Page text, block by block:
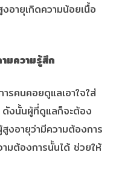
อายุเกิดความน้อยเนื้อ
มความรู้สึก
รคนคอยดูแลเอาใจใส่
ดังนั้นผู้ที่ดูแลก็จะต้อง
อายุว่ามีความต้องการ
มต้องการนั้นได้ ช่วยให้